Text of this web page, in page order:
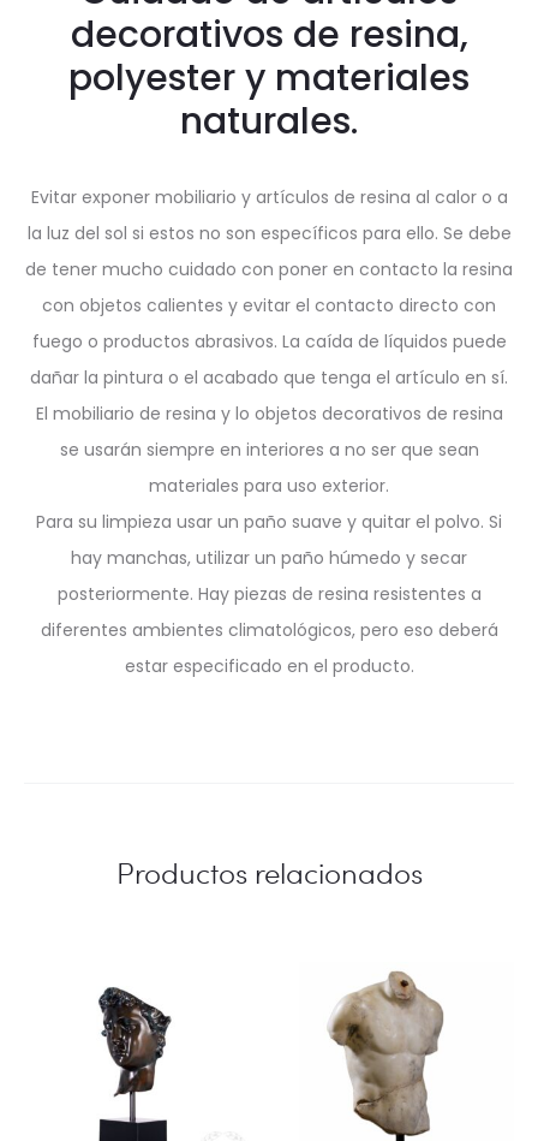
decorativos de resina,
polyester y materiales
naturales.
Evitar exponer mobiliario y artículos de resina al calor o a
la luz del sol si estos no son específicos para ello. Se debe
de tener mucho cuidado con poner en contacto la resina
con objetos calientes y evitar el contacto directo con
fuego o productos abrasivos. La caída de líquidos puede
dañar la pintura o el acabado que tenga el artículo en sí.
El mobiliario de resina y lo objetos decorativos de resina
se usarán siempre en interiores a no ser que sean
materiales para uso exterior.
Para su limpieza usar un paño suave y quitar el polvo. Si
hay manchas, utilizar un paño húmedo y secar
posteriormente. Hay piezas de resina resistentes a
diferentes ambientes climatológicos, pero eso deberá
estar especificado en el producto.
Productos relacionados